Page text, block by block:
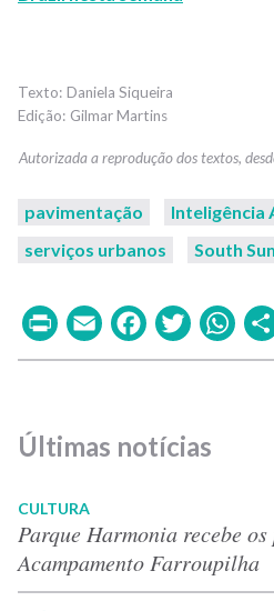
Daniela Siqueira
Gilmar Martins
pavimentação
Inteligência
serviços urbanos
South
PrintEmail
Últimas notícias
CULTURA
Parque Harmonia recebe
Acampamento Farroupilha